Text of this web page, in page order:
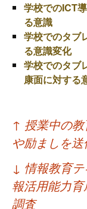
学校でのICT
る意識
学校でのタブ
る意識変化
学校でのタブ
康面に対する
投
稿
ナ
ビ
↑ 授業中の
や励ましを
↓ 情報教育
報活用能力
調査